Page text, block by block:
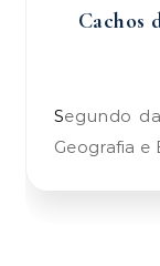
Cachos
Segundo dados do Instituto Brasileiro de
Geografia e